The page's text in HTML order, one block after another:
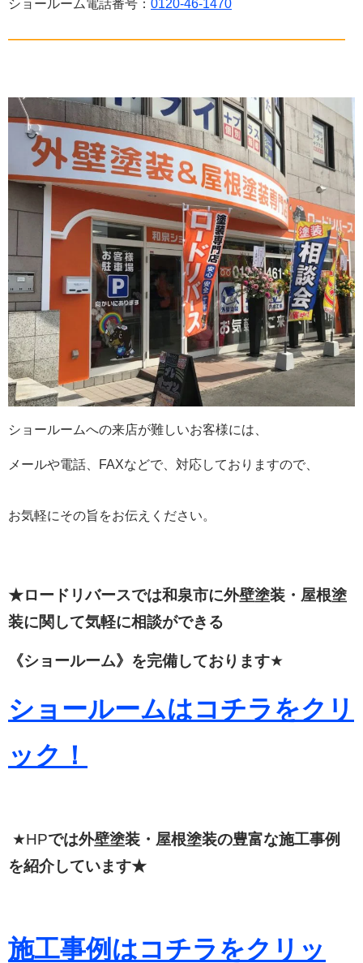
ショールーム電話番号： 0120-46-1470
——————————————————————————
ショールームへの来店が難しいお客様には、
メールや電話、FAXなどで、対応しておりますので、
お気軽にその旨をお伝えください。
★ロードリバースでは和泉市に外壁塗装・屋根塗
装に関して気軽に相談ができる
《ショールーム》を完備しております★
ショールームはコチラをクリ
ック！
★HPでは外壁塗装・屋根塗装の豊富な施工事例
を紹介しています★
施工事例はコチラをクリッ